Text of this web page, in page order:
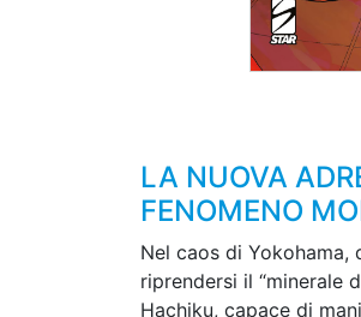
LA NUOVA
FENOMENO
Nel caos di Yokohama,
riprendersi il “minerale
Hachiku, capace di